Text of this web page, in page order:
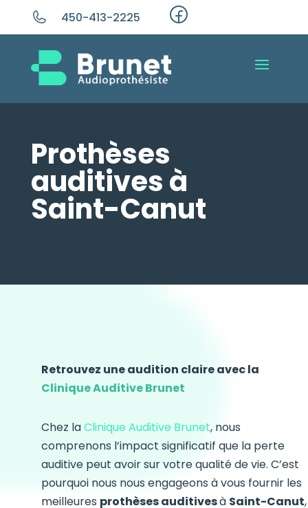
450-413-2225
Prothèses
auditives à
Saint-Canut
Retrouvez une audition claire avec la
Clinique Auditive Brunet
Chez laClinique Auditive Brunet, nous
comprenons l’impact significatif que la perte
auditive peut avoir sur votre qualité de vie. C’est
pourquoi nous nous engageons à vous fournir les
meilleures prothèses auditivesà Saint-Canut,